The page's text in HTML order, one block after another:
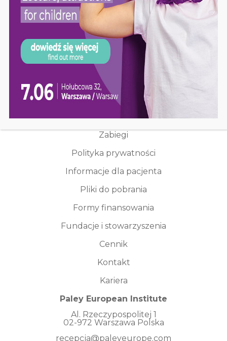
zapisz się
Jednostki chorobowe
Zabiegi
Polityka prywatności
Informacje dla pacjenta
Pliki do pobrania
Formy finansowania
Fundacje i stowarzyszenia
Cennik
Kontakt
Kariera
Paley European Institute
Al. Rzeczypospolitej 1
02-972 Warszawa Polska
recepcja@paleyeurope.com